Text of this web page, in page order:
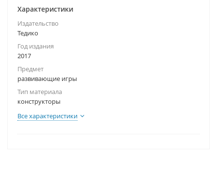
Характеристики
Издательство
Тедико
Год издания
2017
Предмет
развивающие игры
Тип материала
конструкторы
Все характеристики